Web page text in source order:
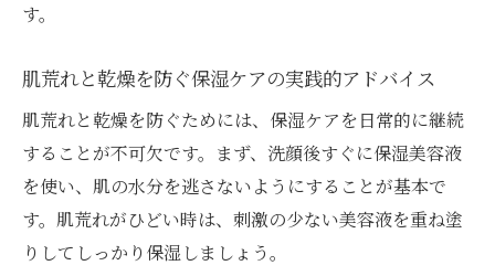
す。
肌荒れと乾燥を防ぐ保湿ケアの実践的アドバイス
肌荒れと乾燥を防ぐためには、保湿ケアを日常的に継続
することが不可欠です。まず、洗顔後すぐに保湿美容液
を使い、肌の水分を逃さないようにすることが基本で
す。肌荒れがひどい時は、刺激の少ない美容液を重ね塗
りしてしっかり保湿しましょう。